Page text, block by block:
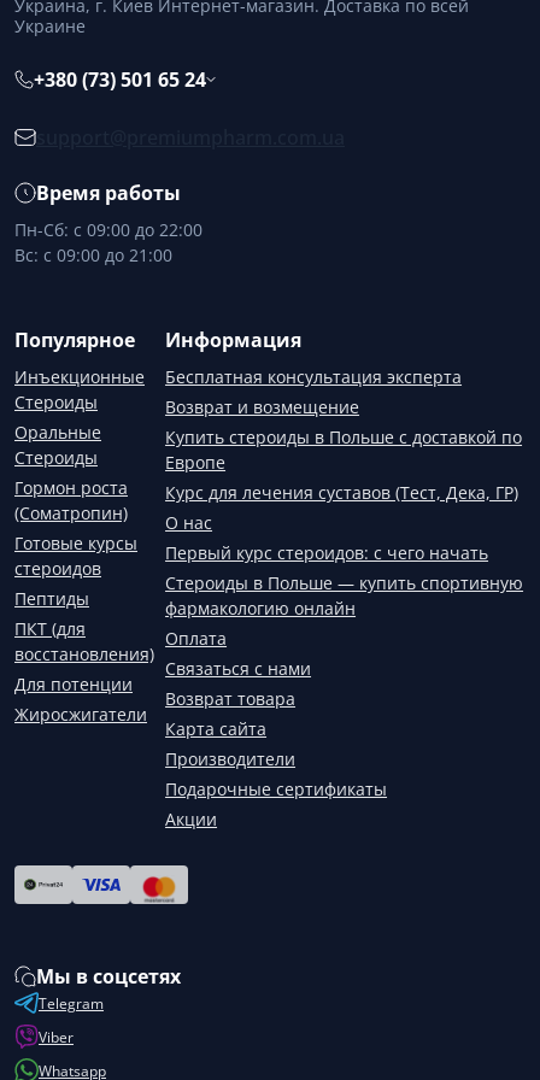
Украина, г. Киев Интернет-магазин. Доставка по всей
Украине
+380 (73) 501 65 24
Время работы
Пн-Сб: с 09:00 до 22:00
Вс: с 09:00 до 21:00
Популярное
Инъекционные
Стероиды
Оральные
Стероиды
Гормон роста
(Соматропин)
Готовые курсы
стероидов
Пептиды
ПКТ (для
восстановления)
Для потенции
Жиросжигатели
Информация
Бесплатная консультация эксперта
Возврат и возмещение
Купить стероиды в Польше с доставкой по
Европе
Курс для лечения суставов (Тест, Дека, ГР)
О нас
Первый курс стероидов: с чего начать
Стероиды в Польше — купить спортивную
фармакологию онлайн
Оплата
Связаться с нами
Возврат товара
Карта сайта
Производители
Подарочные сертификаты
Акции
Мы в соцсетях
Telegram
Viber
Whatsapp